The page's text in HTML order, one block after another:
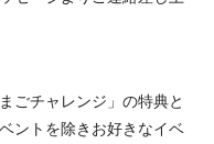
ごチャレンジ」の特典と
ントを除きお好きなイベ